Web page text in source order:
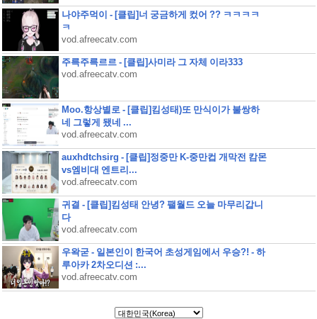
나야주먹이 - [클립]너 궁금하게 컸어 ?? ㅋㅋㅋㅋ
ㅋ
vod.afreecatv.com
주륵주륵르르 - [클립]사미라 그 자체 이라333
vod.afreecatv.com
Moo.항상별로 - [클립]킴성태)또 만식이가 불쌍하
네 그렇게 됐네 ...
vod.afreecatv.com
auxhdtchsirg - [클립]정중만 K-중만컵 개막전 캄몬
vs엠비대 엔트리...
vod.afreecatv.com
귀결 - [클립]킴성태 안녕? 팰월드 오늘 마무리갑니
다
vod.afreecatv.com
우왁굳 - 일본인이 한국어 초성게임에서 우승?! - 하
루아카 2차오디션 :...
vod.afreecatv.com